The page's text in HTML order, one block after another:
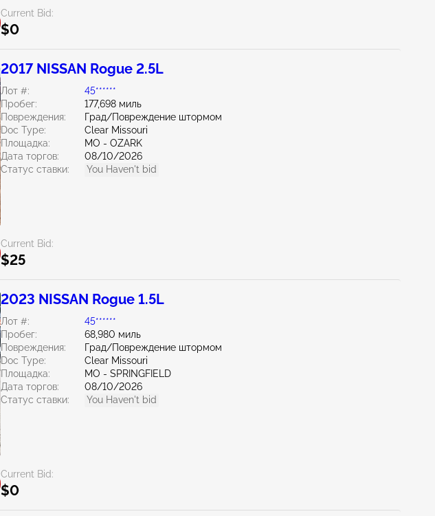
Current Bid:
$0
2017 NISSAN Rogue 2.5L
Лот #:
45******
Пробег:
177,698 миль
Повреждения:
Град/Повреждение штормом
Doc Type:
Clear Missouri
Площадка:
MO - OZARK
Дата торгов:
08/10/2026
Статус ставки:
You Haven't bid
Current Bid:
$25
2023 NISSAN Rogue 1.5L
Лот #:
45******
Пробег:
68,980 миль
Повреждения:
Град/Повреждение штормом
Doc Type:
Clear Missouri
Площадка:
MO - SPRINGFIELD
Дата торгов:
08/10/2026
Статус ставки:
You Haven't bid
Current Bid:
$0